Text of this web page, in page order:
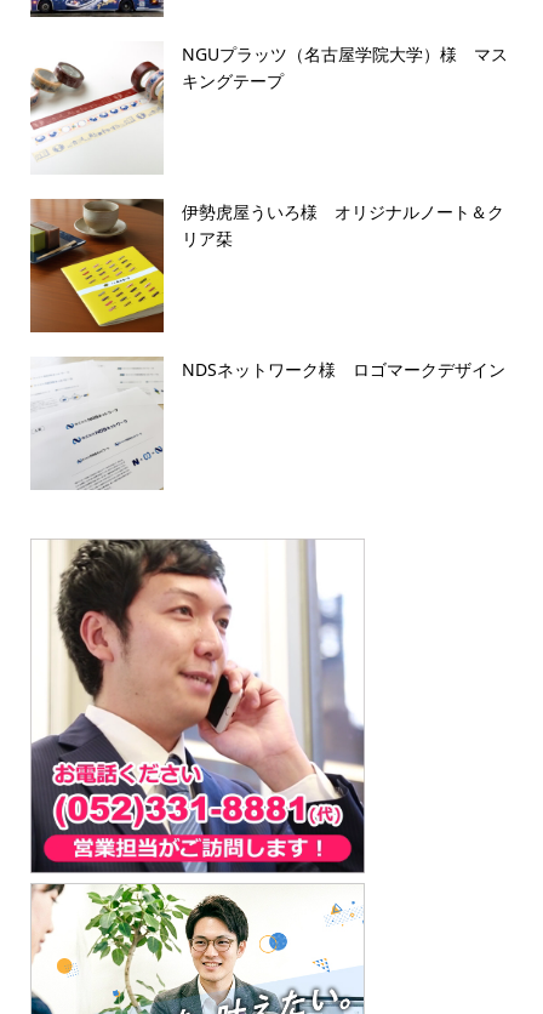
NGUプラッツ（名古屋学院大学）様 マス
キングテープ
伊勢虎屋ういろ様 オリジナルノート＆ク
リア栞
NDSネットワーク様 ロゴマークデザイン